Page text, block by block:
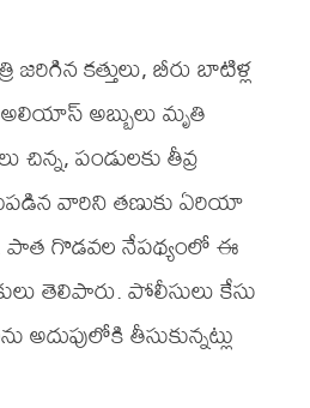
కత్తులు, బీరు బాటిళ్ల
అబ్బులు మృతి
పండులకు తీవ్ర
వారిని తణుకు ఏరియా
పాత గొడవల నేపథ్యంలో ఈ
తెలిపారు. పోలీసులు కేసు
తీసుకున్నట్లు